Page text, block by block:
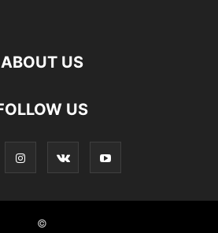
ABOUT US
US
©